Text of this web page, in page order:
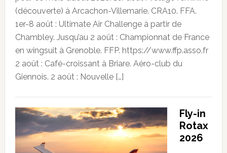
(découverte) à Arcachon-Villemarie. CRA10. FFA.
1er-8 août : Ultimate Air Challenge à partir de
Chambley. Jusqu’au 2 août : Championnat de France
en wingsuit à Grenoble. FFP. https://www.ffp.asso.fr
2 août : Café-croissant à Briare. Aéro-club du
Giennois. 2 août : Nouvelle […]
Fly-in
Rotax
2026